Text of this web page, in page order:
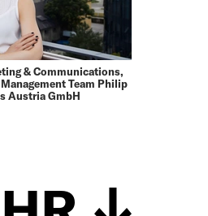
& Communications,
Team Philip
Austria GmbH